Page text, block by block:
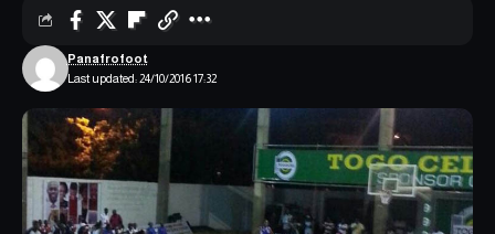
Last updated: 24/10/2016 17:32
Panafrofoot